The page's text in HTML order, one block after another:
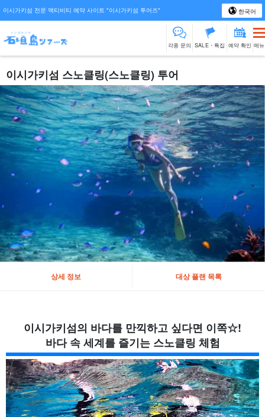
이시가키섬 전문 액티비티 예약 사이트 "이시가키섬 투어즈" 한국어
각종 문의 SALE・특집 예약 확인 메뉴
이시가키섬 스노클링(스노클링) 투어
상세 정보 대상 플랜 목록
이시가키섬의 바다를 만끽하고 싶다면 이쪽☆!
바다 속 세계를 즐기는 스노클링 체험